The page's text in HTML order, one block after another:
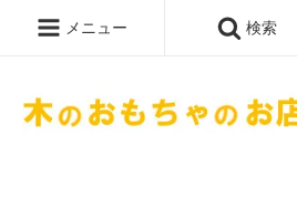
メニュー 検索